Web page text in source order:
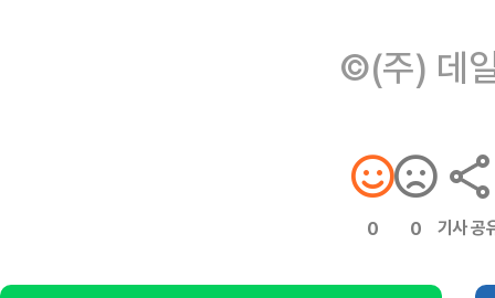
©(주) 데
0 0 기사 공